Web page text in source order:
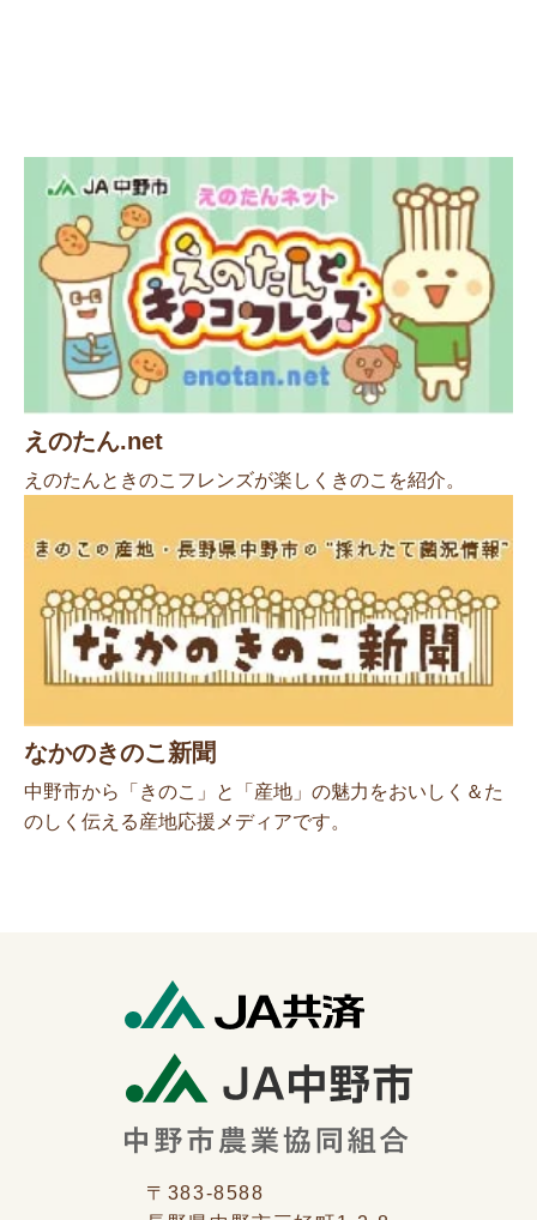
えのたん.net
えのたんときのこフレンズが楽しくきのこを紹介。
なかのきのこ新聞
中野市から「きのこ」と「産地」の魅力をおいしく＆た
のしく伝える産地応援メディアです。
〒383-8588